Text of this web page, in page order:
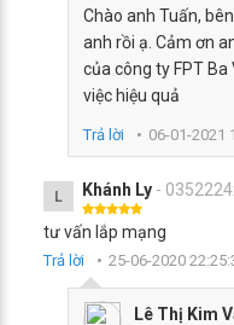
Chào anh Tuấn,
anh rồi ạ. Cảm ơn
của công ty FPT
việc hiệu quả
Trả lời 06-01-2021
L Khánh Ly -
tư vấn lắp mạng
Trả lời 25-06-2020
Lê Thị Kim